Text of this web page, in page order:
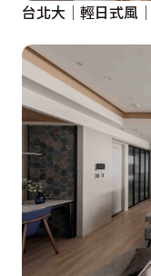
台北大│輕日式風